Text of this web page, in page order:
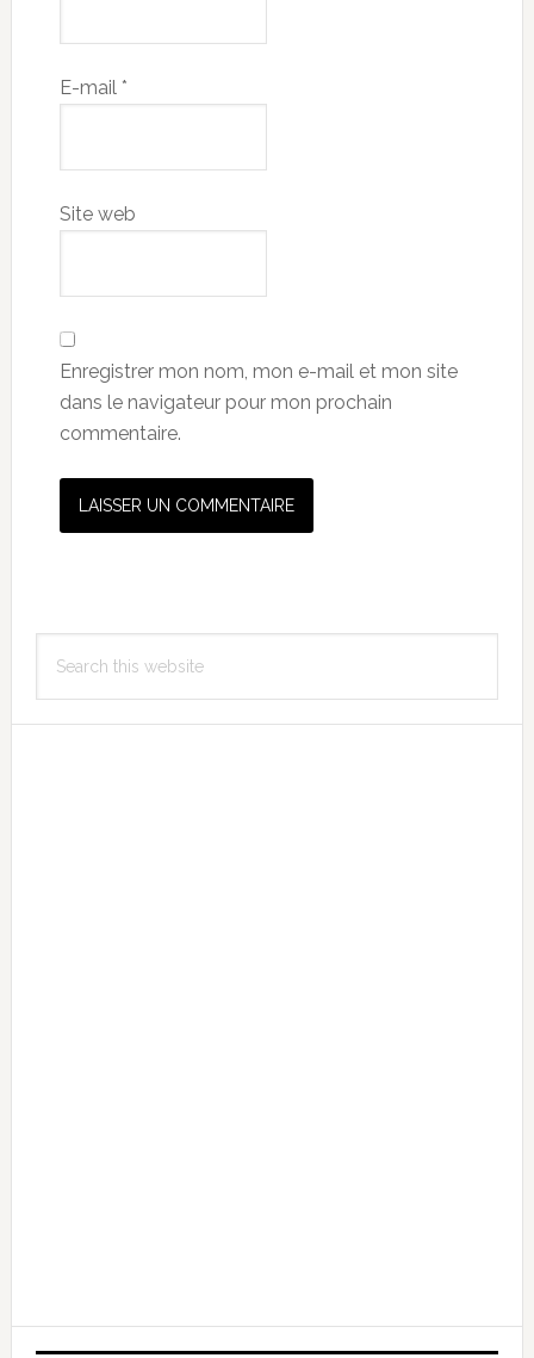
E-mail *
Site web
Enregistrer mon nom, mon e-mail et mon site
dans le navigateur pour mon prochain
commentaire.
Primary
Sidebar
this